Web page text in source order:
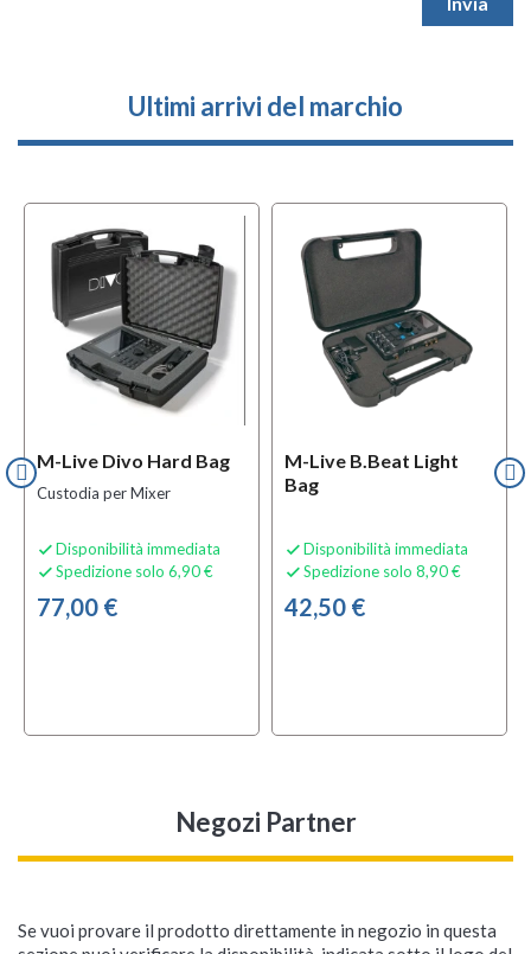
Ultimi arrivi del marchio
M-Live Divo Hard Bag
Custodia per Mixer
 Disponibilità immediata
 Spedizione solo 6,90 €
77,00 €
M-Live B.Beat Light
Bag
 Disponibilità immediata
 Spedizione solo 8,90 €
42,50 €
Negozi Partner
Se vuoi provare il prodotto direttamente in negozio in questa